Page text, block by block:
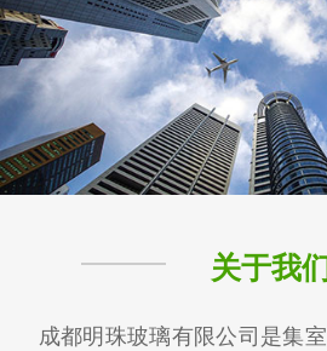
关于我
成都明珠玻璃有限公司是集